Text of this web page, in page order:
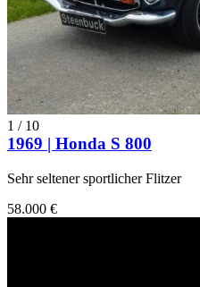
1 / 10
1969 | Honda S 800
Sehr seltener sportlicher Flitzer
58.000 €